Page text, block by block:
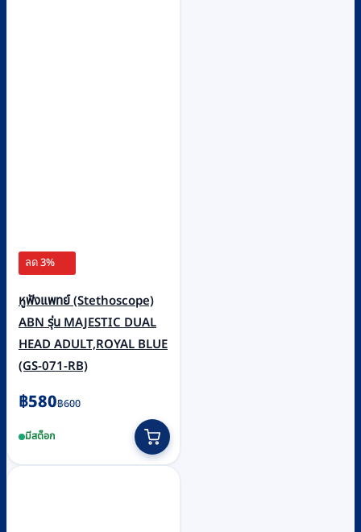
ลด 3%
หูฟังแพทย์ (Stethoscope)
ABN รุ่น MAJESTIC DUAL
HEAD ADULT,ROYAL BLUE
(GS-071-RB)
฿600
Original
was:
฿600.
฿580
Current
is:
฿580.
มีสต็อก